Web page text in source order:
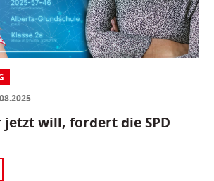
jetzt will, fordert die SPD